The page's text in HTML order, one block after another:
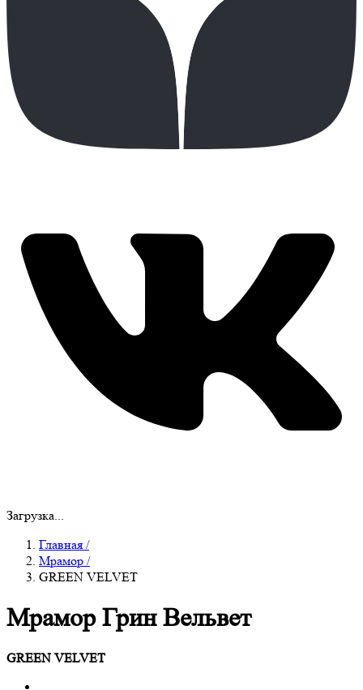
Загрузка...
Главная /
Мрамор /
GREEN VELVET
Мрамор Грин Вельвет
GREEN VELVET